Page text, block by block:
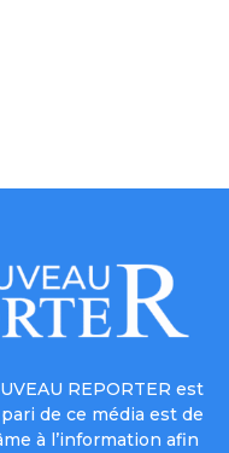
REPORTER est
de ce média est de
à l’information afin